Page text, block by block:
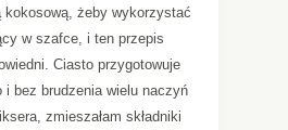
kokosową, żeby wykorzystać
w szafce, i ten przepis
Ciasto przygotowuje
i bez brudzenia wielu naczyń
zmieszałam składniki